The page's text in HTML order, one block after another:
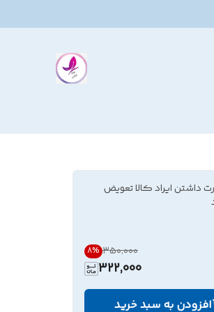
داشتن ایراد کالا تعویض
۳۵۰٬۰۰۰ 8%
322,000
افزودن به سبد خرید